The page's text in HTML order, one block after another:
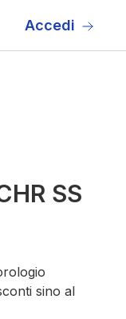
Accedi
SS
sino al